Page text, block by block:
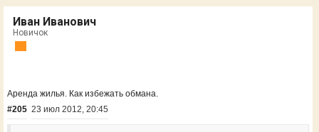
Иван Иванович
Новичок
Аренда жилья. Как избежать обмана.
#205 23 июл 2012, 20:45